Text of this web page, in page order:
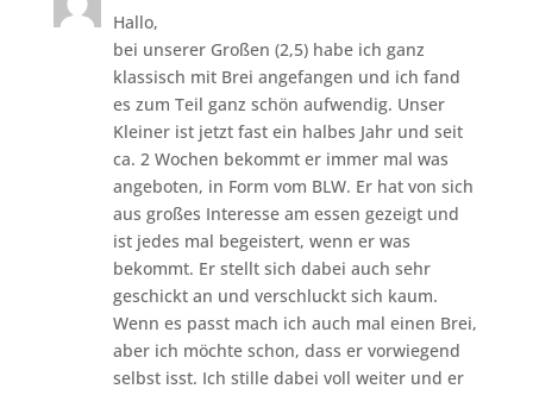
Hallo,
bei unserer Großen (2,5) habe ich ganz
klassisch mit Brei angefangen und ich fand
es zum Teil ganz schön aufwendig. Unser
Kleiner ist jetzt fast ein halbes Jahr und seit
ca. 2 Wochen bekommt er immer mal was
angeboten, in Form vom BLW. Er hat von sich
aus großes Interesse am essen gezeigt und
ist jedes mal begeistert, wenn er was
bekommt. Er stellt sich dabei auch sehr
geschickt an und verschluckt sich kaum.
Wenn es passt mach ich auch mal einen Brei,
aber ich möchte schon, dass er vorwiegend
selbst isst. Ich stille dabei voll weiter und er